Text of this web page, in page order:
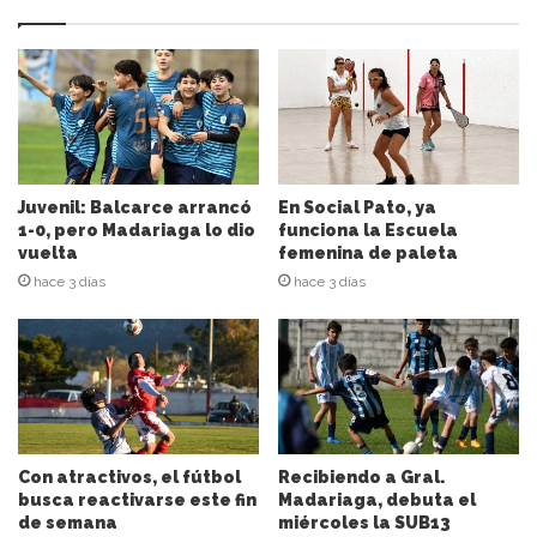
u
d
i
r
e
c
i
ó
n
d
c
o
r
r
e
o
e
l
e
Juvenil: Balcarce arrancó
1-0, pero Madariaga lo dio
vuelta
hace 3 días
En Social Pato, ya
funciona la Escuela
femenina de paleta
hace 3 días
Con atractivos, el fútbol
busca reactivarse este fin
de semana
Recibiendo a Gral.
Madariaga, debuta el
miércoles la SUB13